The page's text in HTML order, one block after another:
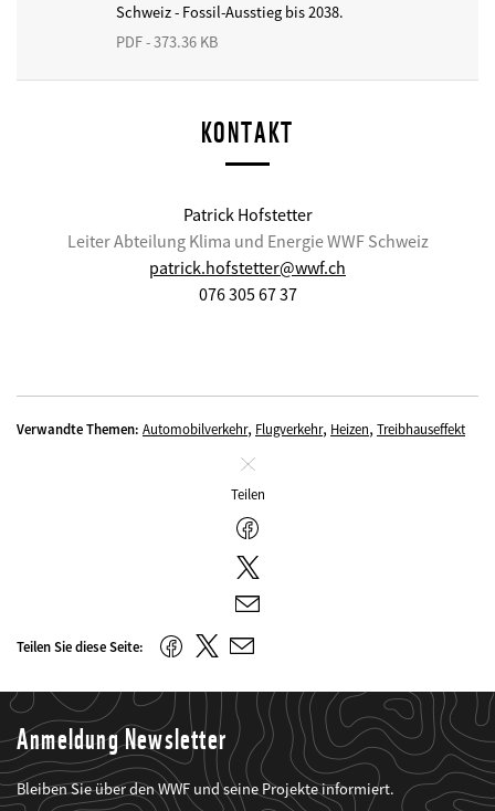
Schweiz - Fossil-Ausstieg bis 2038.
PDF - 373.36 KB
KONTAKT
Patrick Hofstetter
Leiter Abteilung Klima und Energie WWF Schweiz
patrick.hofstetter@wwf.ch
076 305 67 37
Verwandte Themen: Automobilverkehr, Flugverkehr, Heizen, Treibhauseffekt
Schliessen
Teilen
Facebook
Twitter
E-
Mail
Teilen Sie diese Seite: FacebookTwitter
E-
Anmeldung Newsletter
Bleiben Sie über den WWF und seine Projekte informiert.